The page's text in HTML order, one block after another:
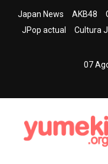
Japan News AKB48
JPop actual
Cultura
07